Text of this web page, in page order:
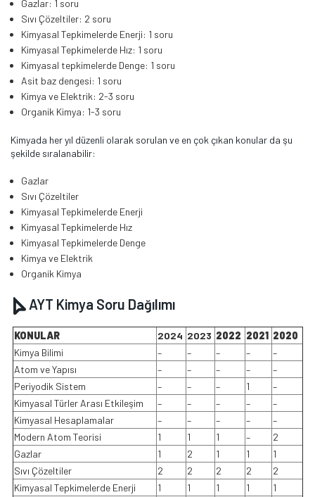
Gazlar: 1 soru
Sıvı Çözeltiler: 2 soru
Kimyasal Tepkimelerde Enerji: 1 soru
Kimyasal Tepkimelerde Hız: 1 soru
Kimyasal tepkimelerde Denge: 1 soru
Asit baz dengesi: 1 soru
Kimya ve Elektrik: 2-3 soru
Organik Kimya: 1-3 soru
Kimyada her yıl düzenli olarak sorulan ve en çok çıkan konular da şu
şekilde sıralanabilir:
Gazlar
Sıvı Çözeltiler
Kimyasal Tepkimelerde Enerji
Kimyasal Tepkimelerde Hız
Kimyasal Tepkimelerde Denge
Kimya ve Elektrik
Organik Kimya
AYT Kimya Soru Dağılımı
KONULAR 2024 2023 2022 2021 2020
Kimya Bilimi
– – – –
–
Atom ve Yapısı
– – – –
–
Periyodik Sistem
– – – 1
–
Kimyasal Türler Arası Etkileşim
– – – –
–
Kimyasal Hesaplamalar
– – – –
–
Modern Atom Teorisi
1 1 1 –
2
Gazlar
1 2 1 1
1
Sıvı Çözeltiler
2 2 2 2
2
Kimyasal Tepkimelerde Enerji
1 1 1 1 1